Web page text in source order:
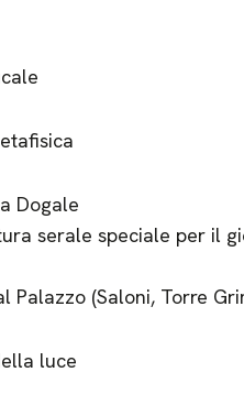
Dogale
serale speciale per il
Palazzo (Saloni, Torre
luce